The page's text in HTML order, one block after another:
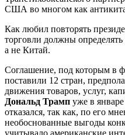
США во многом как
Как любил повторять
торговли должны
а не Китай.
Соглашение, под которым в
поставили 12 стран,
движения товаров, услуг,
Дональд Трамп уже в
отказался, так как, по его
необоснованные выгоды
учитывало американские